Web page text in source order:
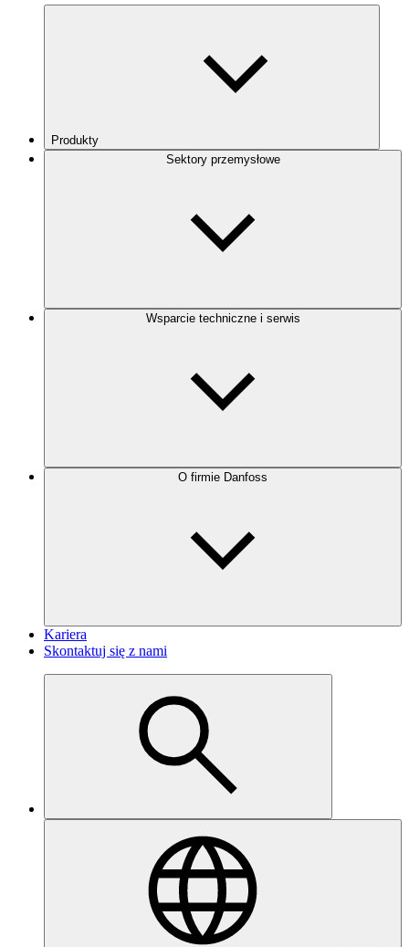
Produkty
Sektory przemysłowe
Wsparcie techniczne i serwis
O firmie Danfoss
Kariera
Skontaktuj się z nami